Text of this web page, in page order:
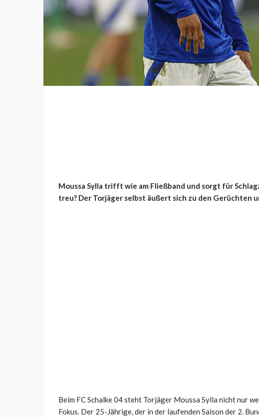
Moussa Sylla trifft wie am Fließband und sorgt für
treu? Der Torjäger selbst äußert sich zu den Gerüchten
Beim FC Schalke 04 steht Torjäger Moussa Sylla nicht nur
Fokus. Der 25-Jährige, der in der laufenden Saison der 2.